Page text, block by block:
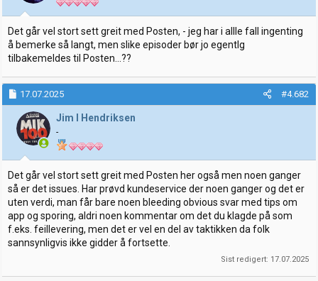
Det går vel stort sett greit med Posten, - jeg har i allle fall ingenting
å bemerke så langt, men slike episoder bør jo egentlg
tilbakemeldes til Posten...??
17.07.2025 #4.682
Jim I Hendriksen
-
Det går vel stort sett greit med Posten her også men noen ganger
så er det issues. Har prøvd kundeservice der noen ganger og det er
uten verdi, man får bare noen bleeding obvious svar med tips om
app og sporing, aldri noen kommentar om det du klagde på som
f.eks. feillevering, men det er vel en del av taktikken da folk
sannsynligvis ikke gidder å fortsette.
Sist redigert: 17.07.2025